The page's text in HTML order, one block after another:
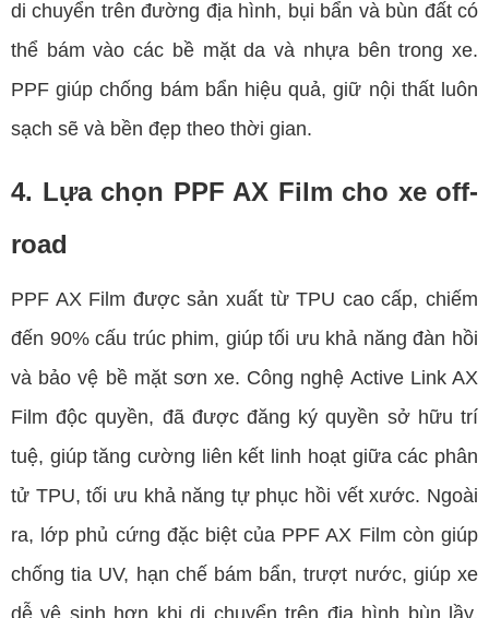
di chuyển trên đường địa hình, bụi bẩn và bùn đất có
thể bám vào các bề mặt da và nhựa bên trong xe.
PPF giúp chống bám bẩn hiệu quả, giữ nội thất luôn
sạch sẽ và bền đẹp theo thời gian.
4. Lựa chọn PPF AX Film cho xe off-
road
PPF AX Film được sản xuất từ TPU cao cấp, chiếm
đến 90% cấu trúc phim, giúp tối ưu khả năng đàn hồi
và bảo vệ bề mặt sơn xe. Công nghệ Active Link AX
Film độc quyền, đã được đăng ký quyền sở hữu trí
tuệ, giúp tăng cường liên kết linh hoạt giữa các phân
tử TPU, tối ưu khả năng tự phục hồi vết xước. Ngoài
ra, lớp phủ cứng đặc biệt của PPF AX Film còn giúp
chống tia UV, hạn chế bám bẩn, trượt nước, giúp xe
dễ vệ sinh hơn khi di chuyển trên địa hình bùn lầy.